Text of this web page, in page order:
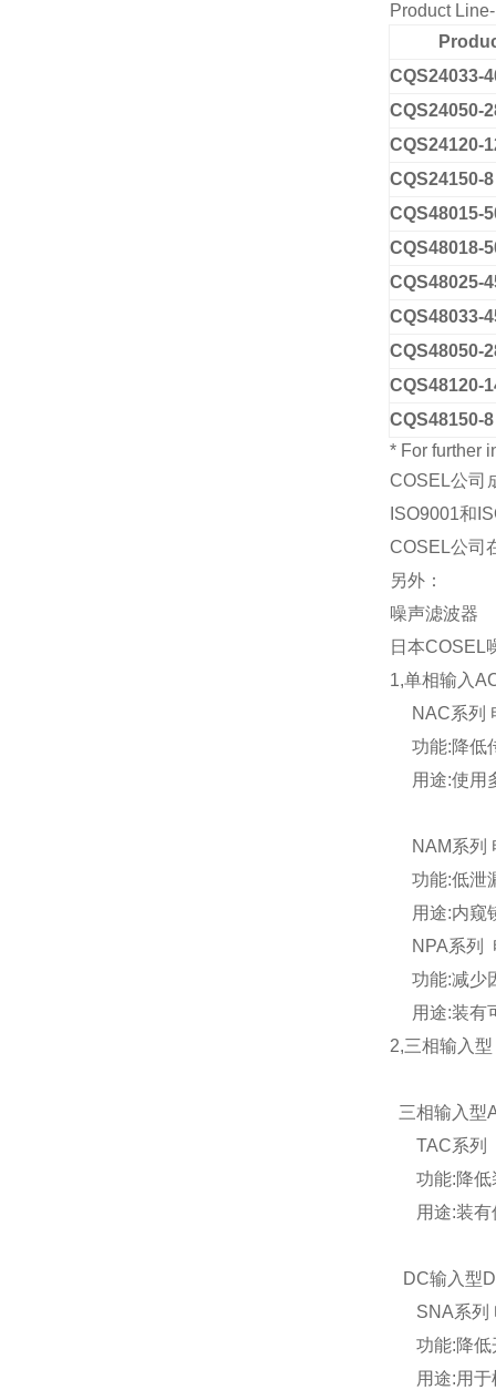
Product
CQS24033-
CQS24050-
CQS24120-
CQS24150-8
CQS48015-
CQS48018-
CQS48025-
CQS48033-
CQS48050-
CQS48120-
CQS48150-8
* For further
COSEL公司
ISO9001和
COSEL公司
另外：
噪声滤波器
日本COSEL
1,单相输入
NAC系列
功能:降低
用途:使用
NAM系列
功能:低泄
用途:内窥
NPA系列
功能:减少
用途:装有
2,三相输入
三相输入型
TAC系列
功能:降低
用途:装有
DC输入型
SNA系列
功能:降低
用途:用于